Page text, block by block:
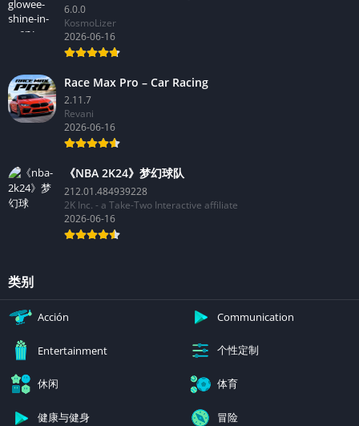
6.0.0
KosmoLizer
2026-06-16
Race Max Pro – Car Racing
2.11.7
Revani
2026-06-16
《NBA 2K24》梦幻球队
212.01.484939228
2K Inc. - a Take-Two Interactive affiliate
2026-06-16
类别
Acción Communication
Entertainment 个性定制
休闲 体育
健康与健身 冒险